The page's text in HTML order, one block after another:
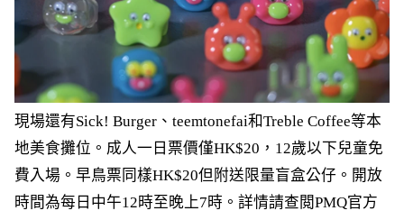
現場還有Sick! Burger、teemtonefai和Treble Coffee等本
地美食攤位。成人一日票價僅HK$20，12歲以下兒童免
費入場。早鳥票同樣HK$20但附送限量盲盒公仔。開放
時間為每日中午12時至晚上7時。詳情請查閲PMQ官方